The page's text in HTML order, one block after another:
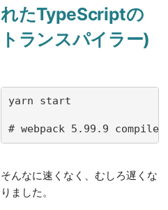
れたTypeScriptの
トランスパイラー)
# webpack 5.99.9
そんなに速くなく、むしろ遅くな
りました。